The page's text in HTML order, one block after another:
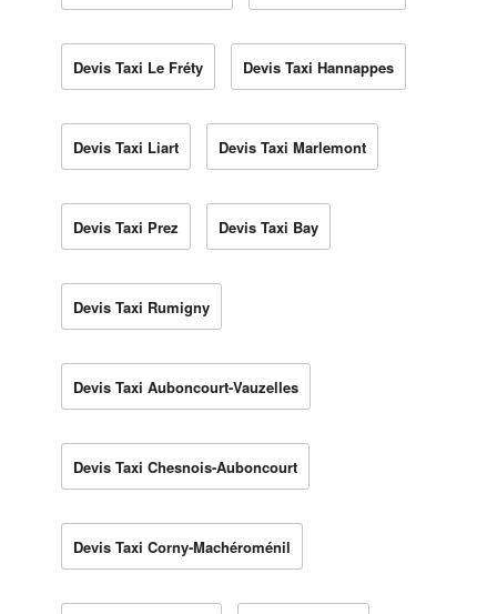
Devis Taxi Le Fréty Devis Taxi Hannappes
Devis Taxi Liart Devis Taxi Marlemont
Devis Taxi Prez Devis Taxi Bay
Devis Taxi Rumigny
Devis Taxi Auboncourt-Vauzelles
Devis Taxi Chesnois-Auboncourt
Devis Taxi Corny-Machéroménil